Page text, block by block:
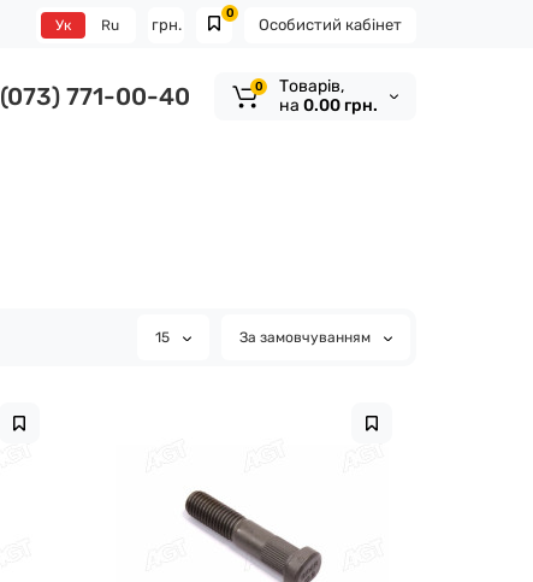
Особистий кабінет
0
грн.
Ук Ru
(073) 771-00-40 0
Tоварів,
на 0.00 грн.
15 За замовчуванням